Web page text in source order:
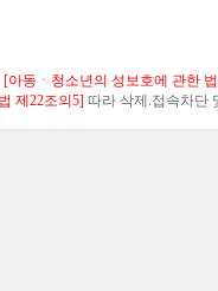
[아동ㆍ청소년의 성보호에 관한
제22조의5] 따라 삭제.접속차단